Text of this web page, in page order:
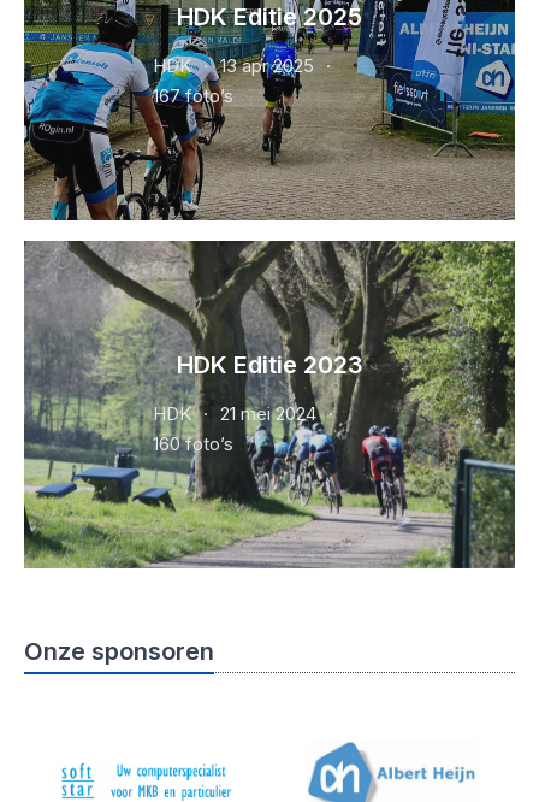
HDK Editie 2025
HDK
13 apr 2025
167 foto’s
HDK Editie 2023
HDK
21 mei 2024
160 foto’s
Onze sponsoren